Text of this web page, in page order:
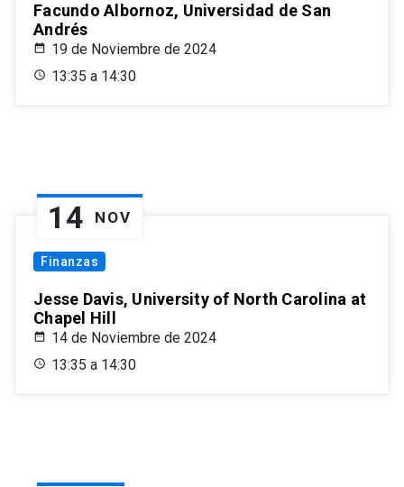
Facundo Albornoz, Universidad de San
Andrés
19 de Noviembre de 2024
13:35 a 14:30
14 NOV
Finanzas
Jesse Davis, University of North Carolina at
Chapel Hill
14 de Noviembre de 2024
13:35 a 14:30